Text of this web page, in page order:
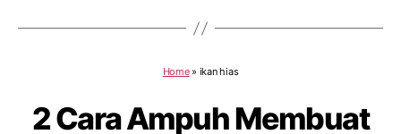
Home» ikan hias
2 Cara Ampuh Membuat